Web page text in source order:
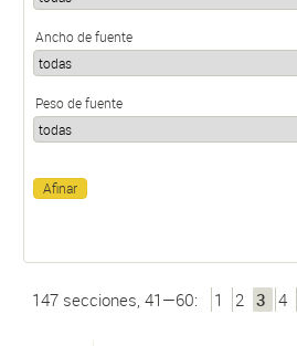
Ancho de fuente
Peso de fuente
147 secciones, 41—60: 1 2 3 4